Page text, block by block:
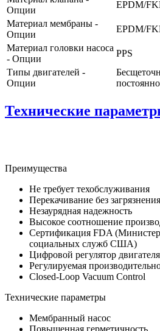
Опции
EPDM/
Материал мембраны -
Опции
EPDM/
Материал головки насоса
- Опции
PPS
Типы двигателей -
Опции
Технические
Преимущества
Не требует техобслуживания
Перекачивание без загрязнения
Незаурядная надежность
Высокое соотношение
Сертификация FDA
социальных служб США)
Цифровой регулятор двигателя
Регулируемая
Closed-Loop Vacuum Control
Технические параметры
Мембранный насос
Повышенная герметичность